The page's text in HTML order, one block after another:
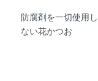
防腐剤を一切使用し
ない花かつお